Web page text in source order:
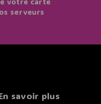
serveurs
savoir plus